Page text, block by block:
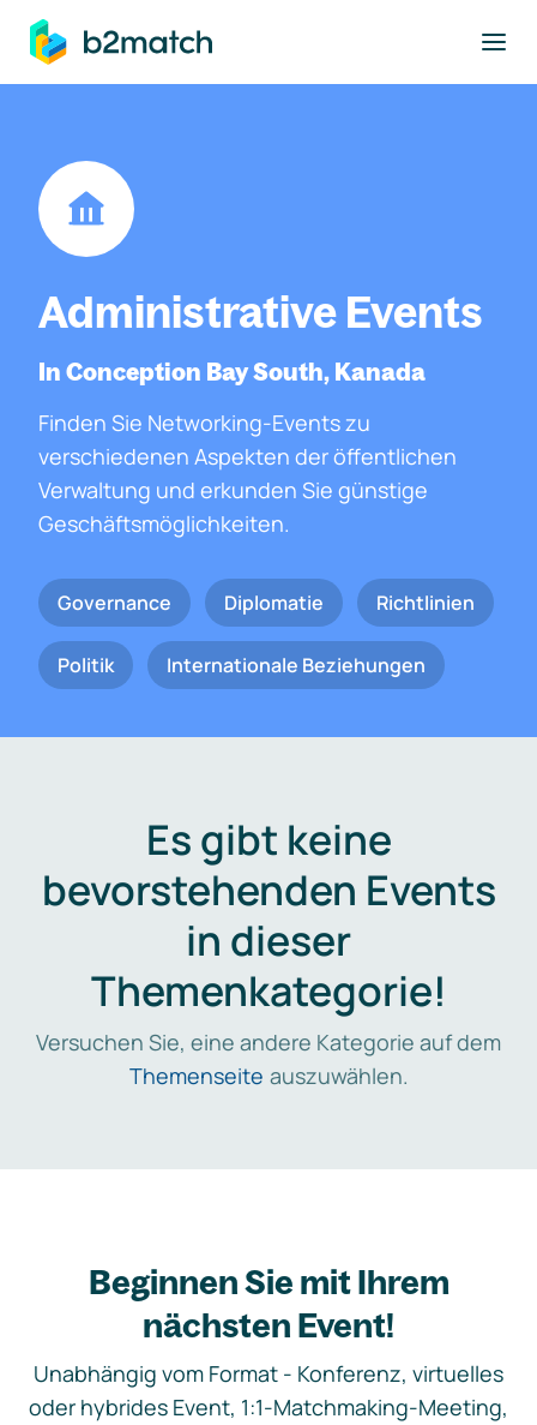
springen
Administrative Events
In Conception Bay South, Kanada
Finden Sie Networking-Events zu
verschiedenen Aspekten der öffentlichen
Verwaltung und erkunden Sie günstige
Geschäftsmöglichkeiten.
Governance Diplomatie Richtlinien
Politik Internationale Beziehungen
Es gibt keine
bevorstehenden Events
in dieser
Themenkategorie!
Versuchen Sie, eine andere Kategorie auf dem
Themenseite auszuwählen.
Beginnen Sie mit Ihrem
nächsten Event!
Unabhängig vom Format - Konferenz, virtuelles
oder hybrides Event, 1:1-Matchmaking-Meeting,